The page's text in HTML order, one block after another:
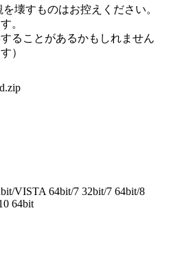
壊すものはお控えください。
。
ることがあるかもしれません
）
VISTA 64bit/7 32bit/7 64bit/8
64bit